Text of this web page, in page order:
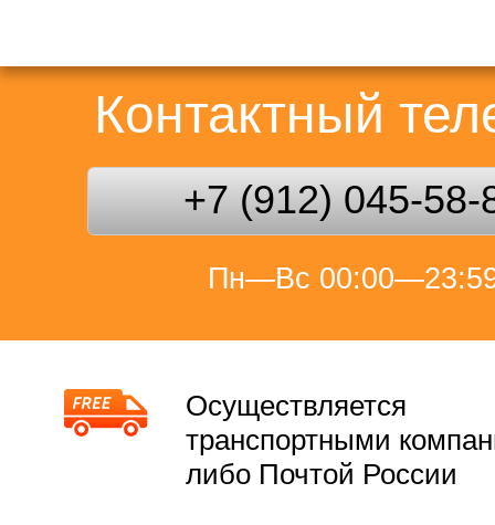
Контактный
+7 (912) 045-58-
Пн—Вс
Осуществляется
транспортными
либо Почтой России